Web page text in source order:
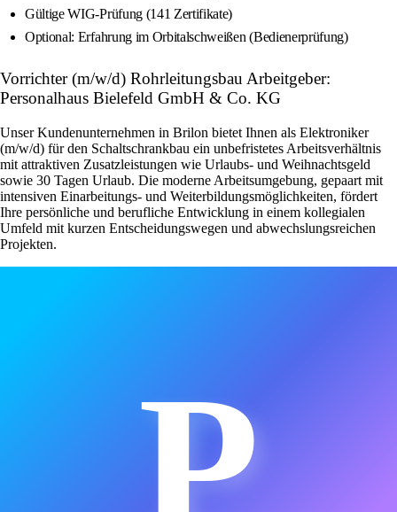
Gültige WIG-Prüfung (141 Zertifikate)
Optional: Erfahrung im Orbitalschweißen (Bedienerprüfung)
Vorrichter (m/w/d) Rohrleitungsbau Arbeitgeber:
Personalhaus Bielefeld GmbH & Co. KG
Unser Kundenunternehmen in Brilon bietet Ihnen als Elektroniker
(m/w/d) für den Schaltschrankbau ein unbefristetes Arbeitsverhältnis
mit attraktiven Zusatzleistungen wie Urlaubs- und Weihnachtsgeld
sowie 30 Tagen Urlaub. Die moderne Arbeitsumgebung, gepaart mit
intensiven Einarbeitungs- und Weiterbildungsmöglichkeiten, fördert
Ihre persönliche und berufliche Entwicklung in einem kollegialen
Umfeld mit kurzen Entscheidungswegen und abwechslungsreichen
Projekten.
P